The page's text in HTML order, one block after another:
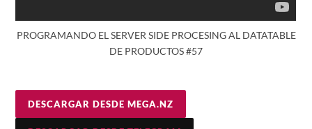
PROGRAMANDO EL SERVER SIDE PROCESING AL DATATABLE
DE PRODUCTOS #57
DESCARGAR DESDE MEGA.NZ